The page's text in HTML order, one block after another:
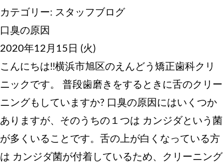
カテゴリー: スタッフブログ
口臭の原因
2020年12月15日 (火)
こんにちは!!横浜市旭区のえんどう矯正歯科クリ
ニックです。 普段歯磨きをするときに舌のクリー
ニングもしていますか? 口臭の原因にはいくつか
ありますが、そのうちの１つは カンジダという菌
が多くいることです。舌の上が白くなっている方
は カンジダ菌が付着しているため、クリーニング